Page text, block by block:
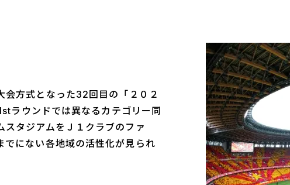
会方式となった32回目の「２０２
ラウンドでは異なるカテゴリー同
タジアムをＪ１クラブのファ
でにない各地域の活性化が見られ